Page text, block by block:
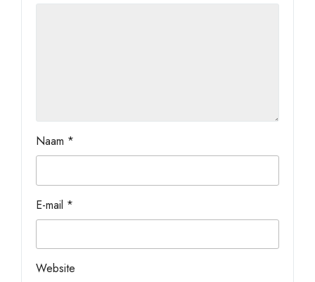
Naam *
E-mail *
Website